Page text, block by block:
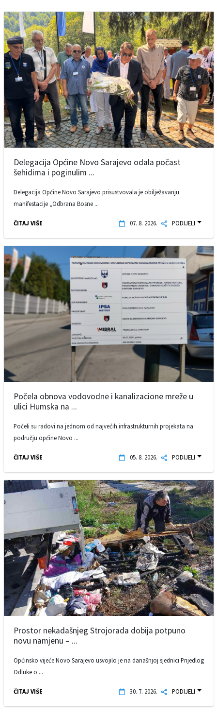
Delegacija Općine Novo Sarajevo odala počast
šehidima i poginulim ...
Delegacija Općine Novo Sarajevo prisustvovala je obilježavanju
manifestacije „Odbrana Bosne ...
ČITAJ VIŠE 07. 8. 2026. PODIJELI
Počela obnova vodovodne i kanalizacione mreže u
ulici Humska na ...
Počeli su radovi na jednom od najvećih infrastrukturnih projekata na
području općine Novo ...
ČITAJ VIŠE 05. 8. 2026. PODIJELI
Prostor nekadašnjeg Strojorada dobija potpuno
novu namjenu – ...
Općinsko vijeće Novo Sarajevo usvojilo je na današnjoj sjednici Prijedlog
Odluke o ...
ČITAJ VIŠE 30. 7. 2026. PODIJELI